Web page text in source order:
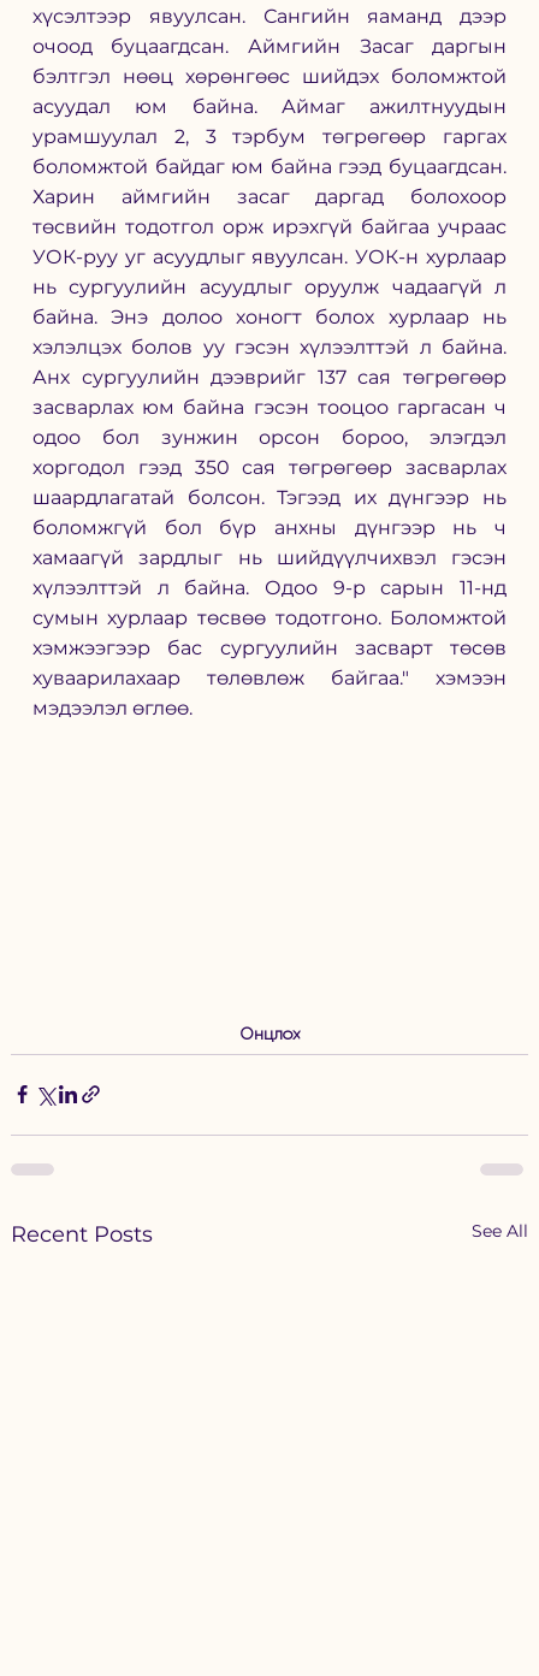
хүсэлтээр явуулсан. Сангийн яаманд дээр
очоод буцаагдсан. Аймгийн Засаг даргын
бэлтгэл нөөц хөрөнгөөс шийдэх боломжтой
асуудал юм байна. Аймаг ажилтнуудын
урамшуулал 2, 3 тэрбум төгрөгөөр гаргах
боломжтой байдаг юм байна гээд буцаагдсан.
Харин аймгийн засаг даргад болохоор
төсвийн тодотгол орж ирэхгүй байгаа учраас
УОК-руу уг асуудлыг явуулсан. УОК-н хурлаар
нь сургуулийн асуудлыг оруулж чадаагүй л
байна. Энэ долоо хоногт болох хурлаар нь
хэлэлцэх болов уу гэсэн хүлээлттэй л байна.
Анх сургуулийн дээврийг 137 сая төгрөгөөр
засварлах юм байна гэсэн тооцоо гаргасан ч
одоо бол зунжин орсон бороо, элэгдэл
хоргодол гээд 350 сая төгрөгөөр засварлах
шаардлагатай болсон. Тэгээд их дүнгээр нь
боломжгүй бол бүр анхны дүнгээр нь ч
хамаагүй зардлыг нь шийдүүлчихвэл гэсэн
хүлээлттэй л байна. Одоо 9-р сарын 11-нд
сумын хурлаар төсвөө тодотгоно. Боломжтой
хэмжээгээр бас сургуулийн засварт төсөв
хуваарилахаар төлөвлөж байгаа." хэмээн
мэдээлэл өглөө.
Онцлох
Recent Posts See All